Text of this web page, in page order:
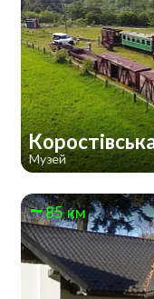
Музей
85 км